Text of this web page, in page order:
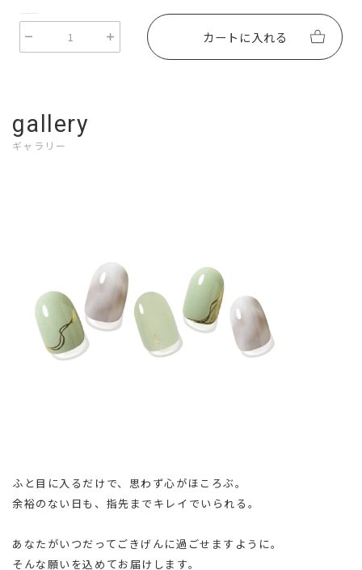
カートに入れる
gallery
ギャラリー
ふと目に入るだけで、思わず心がほころぶ。
余裕のない日も、指先までキレイでいられる。
あなたがいつだってごきげんに過ごせますように。
そんな願いを込めてお届けします。